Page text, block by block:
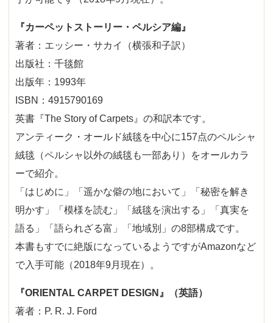
『カーペットストーリー・ペルシア編』
著者：エッシー・サカイ（横張和子訳）
出版社：千毯館
出版年：1993年
ISBN：4915790169
英書『The Story of Carpets』の和訳本です。
アンティーク・オールド絨毯を中心に157点のペルシャ
絨毯（ペルシャ以外の絨毯も一部あり）をオールカラ
ーで紹介。
「はじめに」「遥かな僻の地において」「秘密を解き
明かす」「模様を読む」「絨毯を演出する」「真実を
語る」「語られざる富」「地域別」の8部構成です。
本書もすでに絶版になっているようですがAmazonなど
で入手可能（2018年9月現在）。
『ORIENTAL CARPET DESIGN』（英語）
著者：P. R. J. Ford